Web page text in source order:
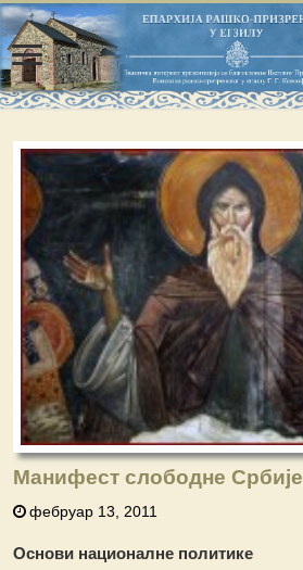
Манифест слободне Србије
фебруар 13, 2011
Основи националне политике